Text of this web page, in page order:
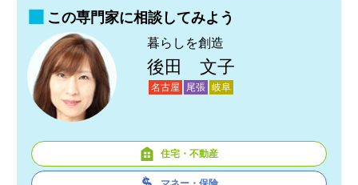
この専門家に相談してみよう
暮らしを創造
後田 文子
名古屋 尾張 岐阜
住宅・不動産